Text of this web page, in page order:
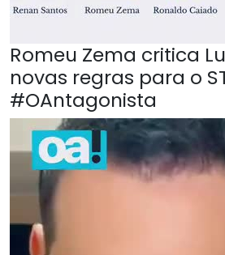
Romeu Zema critica
novas regras para o
#OAntagonista